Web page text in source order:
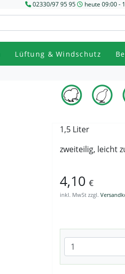
02330/97 95 95 heute 09:00 -
Lüftung & Windschutz
1,5 Liter
zweiteilig, leicht
4,10 €
inkl. MwSt zzgl.
Anzahl eingeben